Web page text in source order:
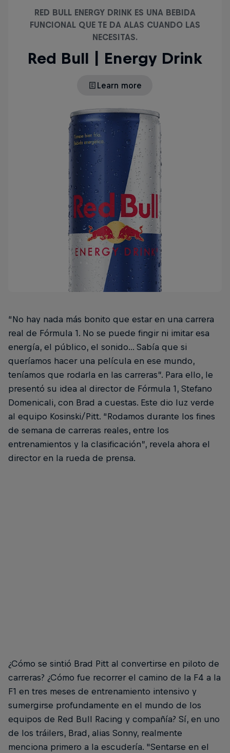
RED BULL ENERGY DRINK ES UNA BEBIDA
FUNCIONAL QUE TE DA ALAS CUANDO LAS
NECESITAS.
Red Bull | Energy Drink
Learn more
“No hay nada más bonito que estar en una carrera
real de Fórmula 1. No se puede fingir ni imitar esa
energía, el público, el sonido... Sabía que si
queríamos hacer una película en ese mundo,
teníamos que rodarla en las carreras”. Para ello, le
presentó su idea al director de Fórmula 1, Stefano
Domenicali, con Brad a cuestas. Este dio luz verde
al equipo Kosinski/Pitt. “Rodamos durante los fines
de semana de carreras reales, entre los
entrenamientos y la clasificación”, revela ahora el
director en la rueda de prensa.
¿Cómo se sintió Brad Pitt al convertirse en piloto de
carreras? ¿Cómo fue recorrer el camino de la F4 a la
F1 en tres meses de entrenamiento intensivo y
sumergirse profundamente en el mundo de los
equipos de Red Bull Racing y compañía? Sí, en uno
de los tráilers, Brad, alias Sonny, realmente
menciona primero a la escudería. "Sentarse en el